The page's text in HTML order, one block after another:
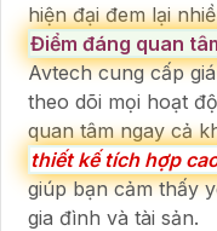
hiện đại đem lại
Điểm đáng quan
Avtech cung cấp
theo dõi mọi hoạt
quan tâm ngay cả
thiết kế tích hợp
giúp bạn cảm thấy
gia đình và tài sản.